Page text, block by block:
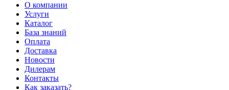
О компании
Услуги
Каталог
База знаний
Оплата
Доставка
Новости
Дилерам
Контакты
Как заказать?